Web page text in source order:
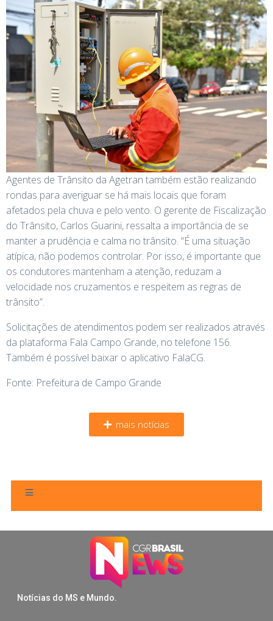
Agentes de Trânsito da Agetran também estão realizando
rondas para averiguar se há mais locais que foram
afetados pela chuva e pelo vento. O gerente de Fiscalização
do Trânsito, Carlos Guarini, ressalta a importância de se
manter a prudência e calma no trânsito. “É uma situação
atípica, não podemos controlar. Por isso, é importante que
os condutores mantenham a atenção, reduzam a
velocidade nos cruzamentos e respeitem as regras de
trânsito”.
Solicitações de atendimentos podem ser realizados através
da plataforma Fala Campo Grande, no telefone 156.
Também é possível baixar o aplicativo FalaCG.
Fonte: Prefeitura de Campo Grande
mais notícias
Notícias do MS e Mundo.